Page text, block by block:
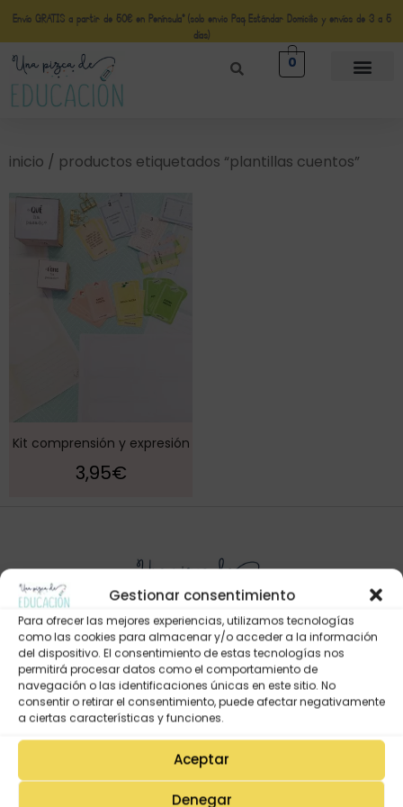
Gestionar consentimiento
Para ofrecer las mejores experiencias, utilizamos tecnologías
como las cookies para almacenar y/o acceder a la información
del dispositivo. El consentimiento de estas tecnologías nos
permitirá procesar datos como el comportamiento de
navegación o las identificaciones únicas en este sitio. No
consentir o retirar el consentimiento, puede afectar negativamente
a ciertas características y funciones.
Aceptar
Denegar
Envío GRATIS a partir de 50€ en Península* (solo envio Paq Estándar Domicilio y envíos de 3 a 5
días)
0
inicio / productos etiquetados “plantillas cuentos”
Kit comprensión y expresión
3,95€
Mi Cuenta
Lista de deseos
Mi Perfil
Descargas
Estado de mi pedido